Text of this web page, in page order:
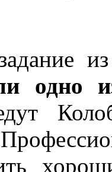
одно